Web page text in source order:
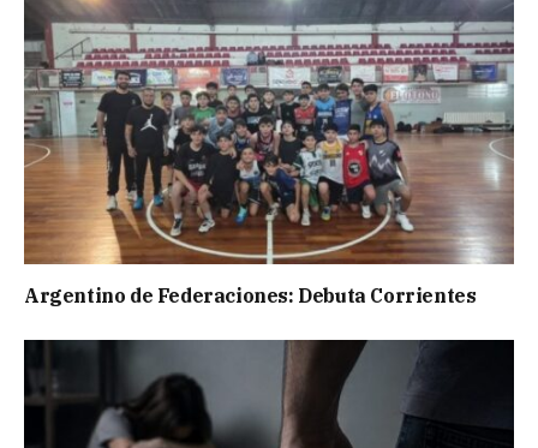
Argentino de Federaciones: Debuta Corrientes